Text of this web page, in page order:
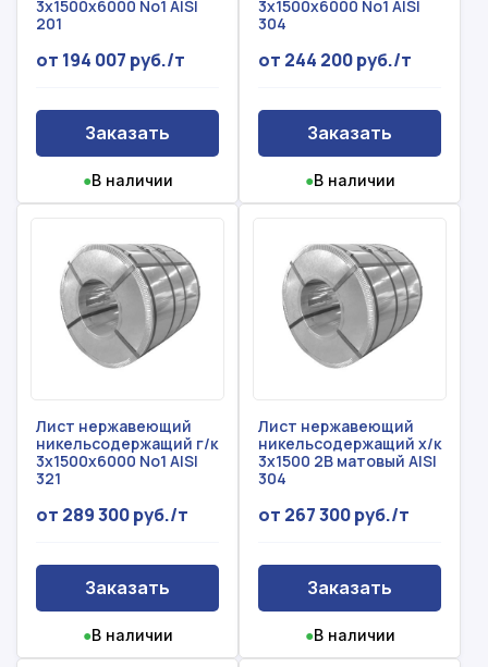
3x1500x6000 No1 AISI
201
от 194 007 руб./т
Заказать
●В наличии
3x1500x6000 No1 AISI
304
от 244 200 руб./т
Заказать
●В наличии
Лист нержавеющий
никельсодержащий г/к
3x1500x6000 No1 AISI
321
от 289 300 руб./т
Заказать
●В наличии
Лист нержавеющий
никельсодержащий х/к
3x1500 2B матовый AISI
304
от 267 300 руб./т
Заказать
●В наличии